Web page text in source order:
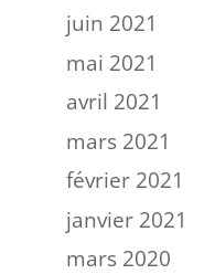
juin 2021
mai 2021
avril 2021
mars 2021
février 2021
janvier 2021
mars 2020